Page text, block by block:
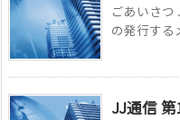
ごあいさつ
の発行する
JJ通信 第